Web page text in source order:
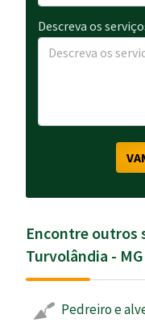
Descreva os
Encontre outros
Turvolândia - MG
Pedreiro e